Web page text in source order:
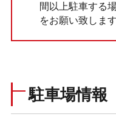
間以上駐車する
をお願い致します
駐車場情報